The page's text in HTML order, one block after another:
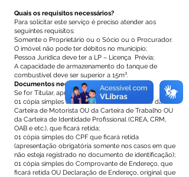
Quais os requisitos necessários?
Para solicitar este serviço é preciso atender aos
seguintes requisitos:
Somente o Proprietário ou o Sócio ou o Procurador.
O imóvel não pode ter débitos no município;
Pessoa Jurídica deve ter a LP – Licença Prévia;
A capacidade de armazenamento do tanque de
combustível deve ser superior a 15m³.
Documentos necessários
Se for Titular, apresentar:
01 cópia simples da Carteira de Identidade OU da
Carteira de Motorista OU da Carteira de Trabalho OU
da Carteira de Identidade Profissional (CREA, CRM,
OAB e etc.), que ficará retida;
01 cópia simples do CPF que ficará retida
(apresentação obrigatória somente nos casos em que
não esteja registrado no documento de identificação);
01 cópia simples do Comprovante de Endereço, que
ficará retida OU Declaração de Endereço, original que